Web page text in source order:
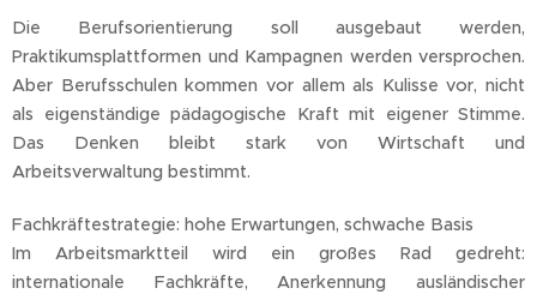
Die Berufsorientierung soll ausgebaut werden,
Praktikumsplattformen und Kampagnen werden versprochen.
Aber Berufsschulen kommen vor allem als Kulisse vor, nicht
als eigenständige pädagogische Kraft mit eigener Stimme.
Das Denken bleibt stark von Wirtschaft und
Arbeitsverwaltung bestimmt.
Fachkräftestrategie: hohe Erwartungen, schwache Basis
Im Arbeitsmarktteil wird ein großes Rad gedreht:
internationale Fachkräfte, Anerkennung ausländischer